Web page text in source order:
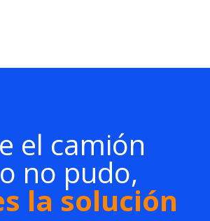
el camión
no pudo,
la solución